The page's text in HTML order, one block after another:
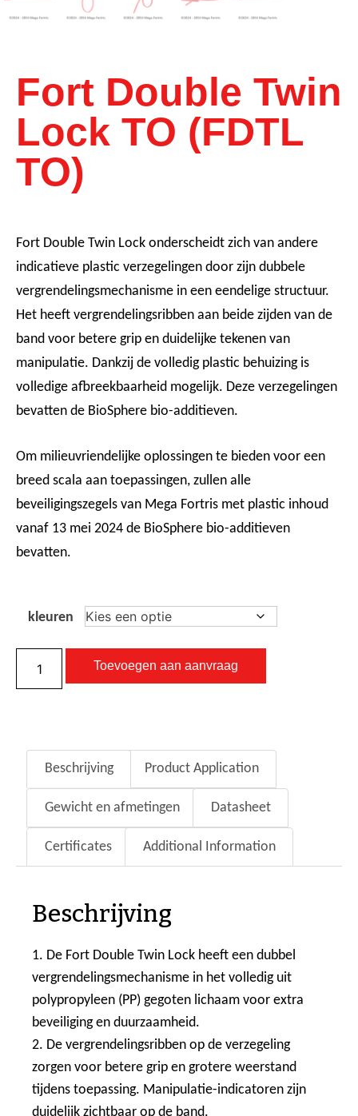
Fort Double Twin
Lock TO (FDTL
TO)
Fort Double Twin Lock onderscheidt zich van andere
indicatieve plastic verzegelingen door zijn dubbele
vergrendelingsmechanisme in een eendelige structuur.
Het heeft vergrendelingsribben aan beide zijden van de
band voor betere grip en duidelijke tekenen van
manipulatie. Dankzij de volledig plastic behuizing is
volledige afbreekbaarheid mogelijk. Deze verzegelingen
bevatten de BioSphere bio-additieven.
Om milieuvriendelijke oplossingen te bieden voor een
breed scala aan toepassingen, zullen alle
beveiligingszegels van Mega Fortris met plastic inhoud
vanaf 13 mei 2024 de BioSphere bio-additieven
bevatten.
kleuren
Toevoegen aan aanvraag
Beschrijving Product Application
Gewicht en afmetingen Datasheet
Certificates Additional Information
Beschrijving
1. De Fort Double Twin Lock heeft een dubbel
vergrendelingsmechanisme in het volledig uit
polypropyleen (PP) gegoten lichaam voor extra
beveiliging en duurzaamheid.
2. De vergrendelingsribben op de verzegeling
zorgen voor betere grip en grotere weerstand
tijdens toepassing. Manipulatie-indicatoren zijn
duidelijk zichtbaar op de band.